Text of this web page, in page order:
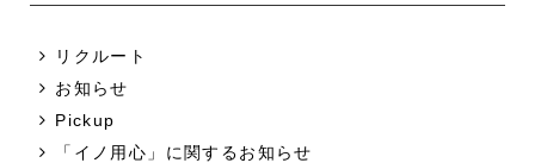
リクルート
お知らせ
Pickup
「イノ用心」に関するお知らせ